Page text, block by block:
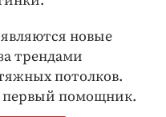
новые
трендами
потолков.
первый помощник.